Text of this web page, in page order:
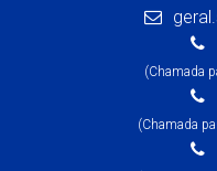
(Chamada
(Chamada